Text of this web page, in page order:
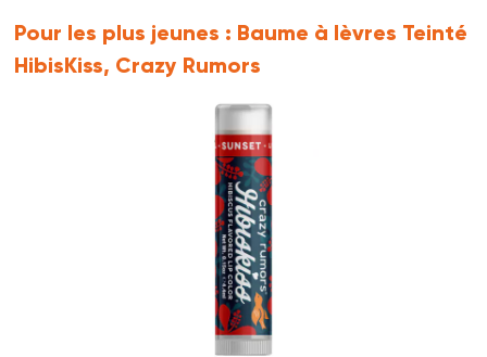
Pour les plus jeunes : Baume à lèvres Teinté
HibisKiss, Crazy Rumors